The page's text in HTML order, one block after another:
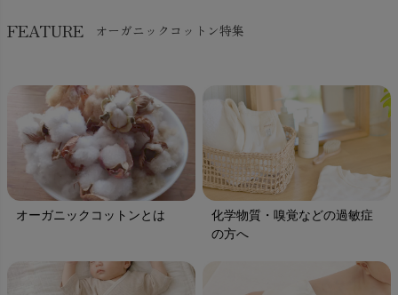
FEATURE オーガニックコットン特集
オーガニックコットンとは
化学物質・嗅覚などの過敏症
の方へ